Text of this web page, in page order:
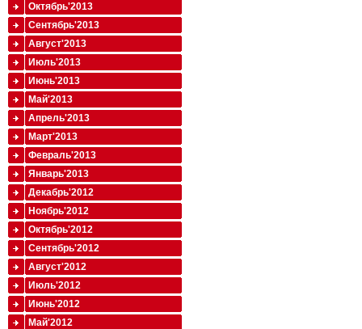
Октябрь'2013
Сентябрь'2013
Август'2013
Июль'2013
Июнь'2013
Май'2013
Апрель'2013
Март'2013
Февраль'2013
Январь'2013
Декабрь'2012
Ноябрь'2012
Октябрь'2012
Сентябрь'2012
Август'2012
Июль'2012
Июнь'2012
Май'2012